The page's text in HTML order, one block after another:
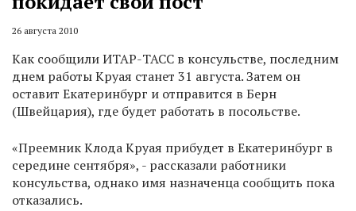
26 августа 2010
Как сообщили ИТАР-ТАСС в консульстве, последним
днем работы Круая станет 31 августа. Затем он
оставит Екатеринбург и отправится в Берн
(Швейцария), где будет работать в посольстве.
«Преемник Клода Круая прибудет в Екатеринбург в
середине сентября», - рассказали работники
консульства, однако имя назначенца сообщить пока
отказались.